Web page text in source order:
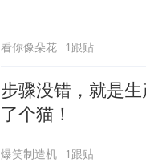
看你像朵花 1跟贴
步骤没错，就是
了个猫！
爆笑制造机 1跟贴